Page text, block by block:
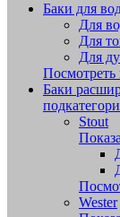
Баки для
Для
Для
Для
Посмотреть
Баки
Stout
Wester